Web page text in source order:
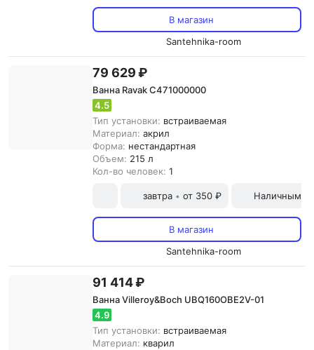
В магазин
Santehnika-room
79 629 ₽
Ванна Ravak C471000000
4.5
Тип установки: встраиваемая
Материал: акрил
Форма: нестандартная
Объем: 215 л
Кол-во человек: 1
завтра • от 350 ₽ Наличными
В магазин
Santehnika-room
91 414 ₽
Ванна Villeroy&Boch UBQ160OBE2V-01
4.9
Тип установки: встраиваемая
Материал: кварил